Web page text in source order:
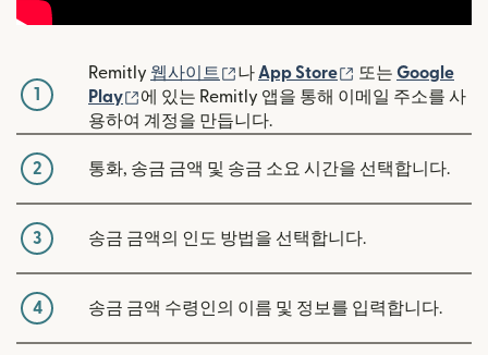
1
Remitly 웹사이트 (새 창에서 열림)
나 App Store (새 창에서 열림)
또는 Google
Play
(새 창에서 열림)
에 있는 Remitly 앱을 통해 이메일 주소를 사
용하여 계정을 만듭니다.
2 통화, 송금 금액 및 송금 소요 시간을 선택합니다.
3 송금 금액의 인도 방법을 선택합니다.
4 송금 금액 수령인의 이름 및 정보를 입력합니다.